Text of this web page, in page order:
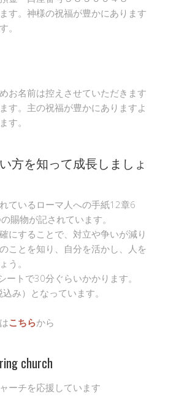
す。神様の祝福が豊かにあります
。
お名前は控えさせていただきます
す。主の祝福が豊かにありますよ
す。
方を知って成長しましょ
ているローマ人への手紙12章6
賜物が記されています。
にすることで、対立や争いが減り
ことを知り、自分を活かし、人を
う。
ートで30分ぐらいかかります。
み）となっています。
こちらから
church
ーチを応援しています